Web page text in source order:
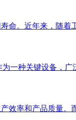
命。近年来，随着
一种关键设备，
率和产品质量。